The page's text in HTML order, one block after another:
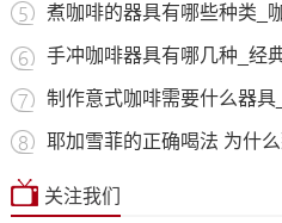
煮咖啡的器具有哪些种类_
手冲咖啡器具有哪几种_经
制作意式咖啡需要什么器
耶加雪菲的正确喝法 为什
关注我们